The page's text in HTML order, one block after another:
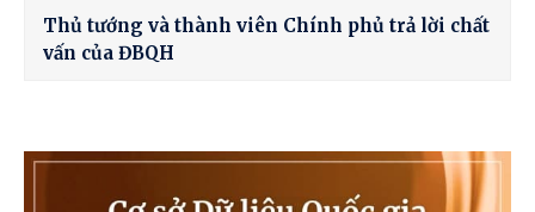
Thủ tướng và thành viên Chính phủ trả lời chất
vấn của ĐBQH